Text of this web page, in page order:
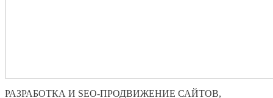
РАЗРАБОТКА И SEO-ПРОДВИЖЕНИЕ САЙТОВ,